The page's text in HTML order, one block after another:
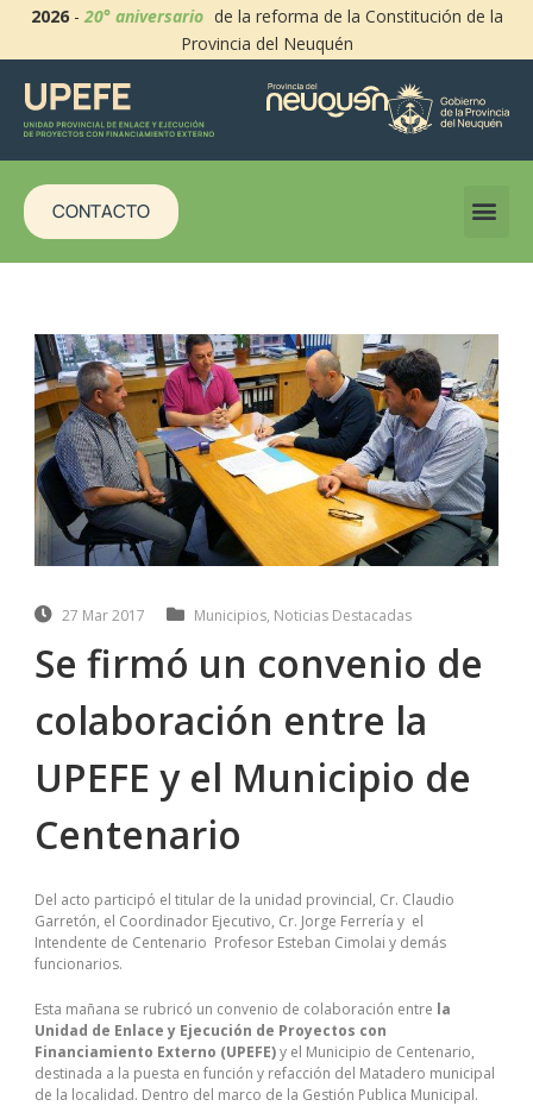
2026-20° aniversario de la reforma de la Constitución de la
Provincia del Neuquén
CONTACTO
27 Mar 2017 Municipios, Noticias Destacadas
Se firmó un convenio de
colaboración entre la
UPEFE y el Municipio de
Centenario
Del acto participó el titular de la unidad provincial, Cr. Claudio
Garretón, el Coordinador Ejecutivo, Cr. Jorge Ferrería y el
Intendente de Centenario Profesor Esteban Cimolai y demás
funcionarios.
Esta mañana se rubricó un convenio de colaboración entre la
Unidad de Enlace y Ejecución de Proyectos con
Financiamiento Externo (UPEFE)y el Municipio de Centenario,
destinada a la puesta en función y refacción del Matadero municipal
de la localidad. Dentro del marco de la Gestión Publica Municipal.